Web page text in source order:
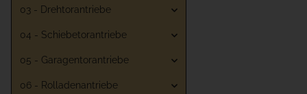
03 - Drehtorantriebe
04 - Schiebetorantriebe
05 - Garagentorantriebe
06 - Rolladenantriebe